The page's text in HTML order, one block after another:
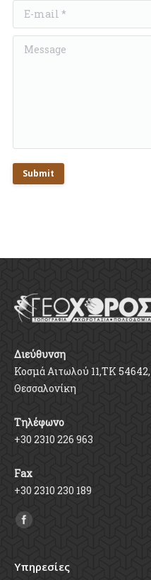
E-mail *
Message
Submit
Διεύθυνση
Κοσμά Αιτωλού 11,ΤΚ 54642,
Θεσσαλονίκη
Τηλέφωνο
+30 2310 226 963
Fax
+30 2310 230 189
Find us on:
Υπηρεσίες